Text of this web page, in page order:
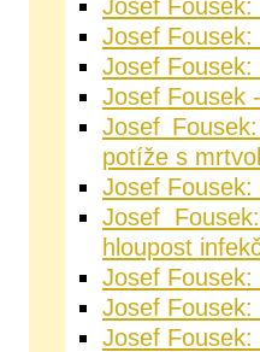
Josef
Josef
Josef Fousek:
Josef Fousek
Josef
potíže s
Josef
Josef
hloupost
Josef
Josef
Josef